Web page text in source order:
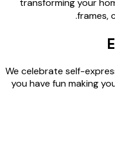
transforming
We celebrate self-
you have fun